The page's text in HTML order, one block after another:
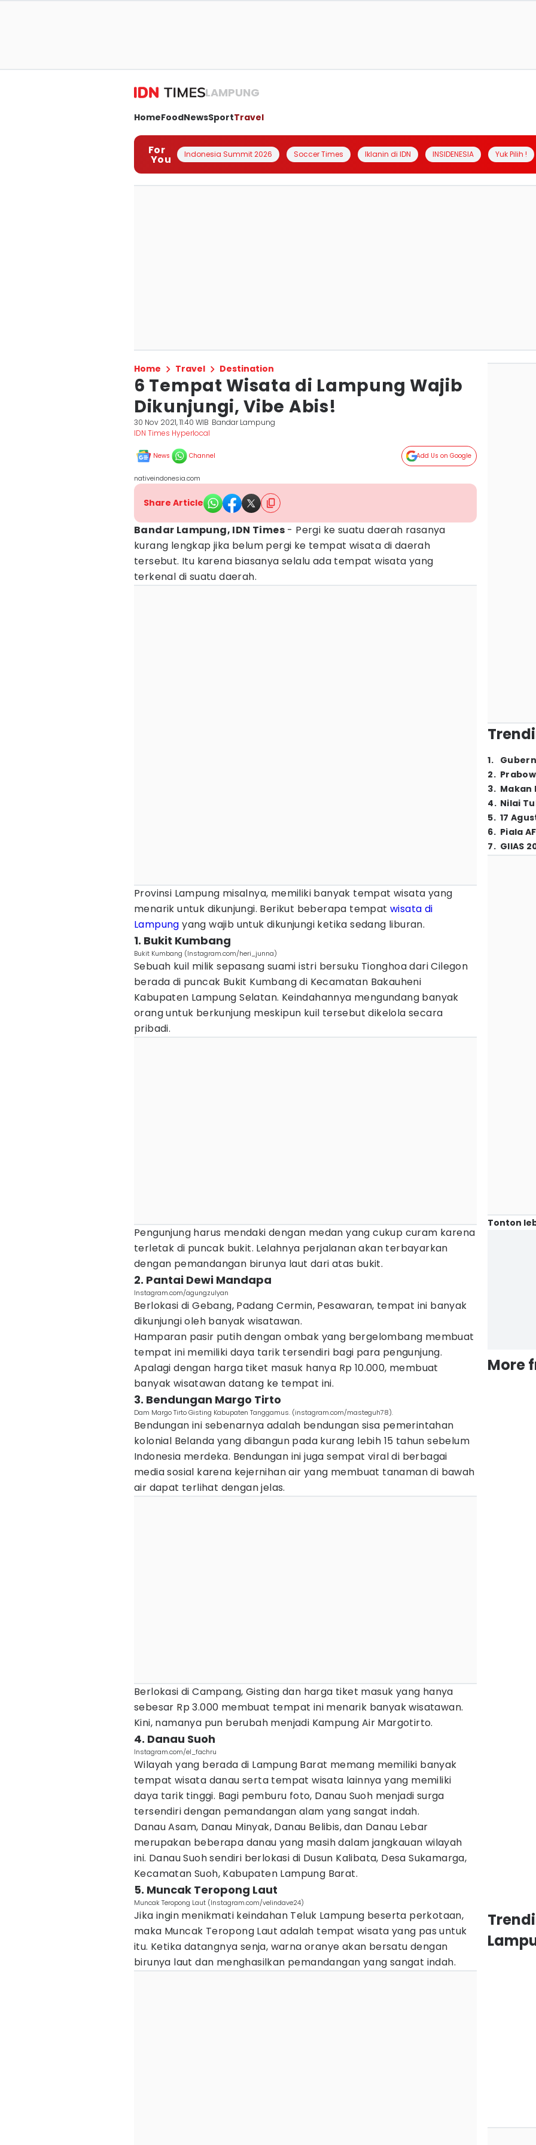
LAMPUNG
HomeFoodNewsSportTravel
For
You Indonesia Summit 2026 Soccer Times Iklanin di IDN INSIDENESIA Yuk Pilih !
Home Travel Destination
6 Tempat Wisata di Lampung Wajib
Dikunjungi, Vibe Abis!
30 Nov 2021, 11:40 WIB Bandar Lampung
IDN Times Hyperlocal
News Channel Add Us on Google
nativeindonesia.com
Share Article
Bandar Lampung, IDN Times - Pergi ke suatu daerah rasanya
kurang lengkap jika belum pergi ke tempat wisata di daerah
tersebut. Itu karena biasanya selalu ada tempat wisata yang
terkenal di suatu daerah.
Provinsi Lampung misalnya, memiliki banyak tempat wisata yang
menarik untuk dikunjungi. Berikut beberapa tempat wisata di
Lampung yang wajib untuk dikunjungi ketika sedang liburan.
1. Bukit Kumbang
Bukit Kumbang (Instagram.com/heri_junna)
Sebuah kuil milik sepasang suami istri bersuku Tionghoa dari Cilegon
berada di puncak Bukit Kumbang di Kecamatan Bakauheni
Kabupaten Lampung Selatan. Keindahannya mengundang banyak
orang untuk berkunjung meskipun kuil tersebut dikelola secara
pribadi.
Pengunjung harus mendaki dengan medan yang cukup curam karena
terletak di puncak bukit. Lelahnya perjalanan akan terbayarkan
dengan pemandangan birunya laut dari atas bukit.
2. Pantai Dewi Mandapa
Instagram.com/agungzulyan
Berlokasi di Gebang, Padang Cermin, Pesawaran, tempat ini banyak
dikunjungi oleh banyak wisatawan.
Hamparan pasir putih dengan ombak yang bergelombang membuat
tempat ini memiliki daya tarik tersendiri bagi para pengunjung.
Apalagi dengan harga tiket masuk hanya Rp 10.000, membuat
banyak wisatawan datang ke tempat ini.
3. Bendungan Margo Tirto
Dam Margo Tirto Gisting Kabupaten Tanggamus. (instagram.com/masteguh78).
Bendungan ini sebenarnya adalah bendungan sisa pemerintahan
kolonial Belanda yang dibangun pada kurang lebih 15 tahun sebelum
Indonesia merdeka. Bendungan ini juga sempat viral di berbagai
media sosial karena kejernihan air yang membuat tanaman di bawah
air dapat terlihat dengan jelas.
Berlokasi di Campang, Gisting dan harga tiket masuk yang hanya
sebesar Rp 3.000 membuat tempat ini menarik banyak wisatawan.
Kini, namanya pun berubah menjadi Kampung Air Margotirto.
4. Danau Suoh
Instagram.com/el_fachru
Wilayah yang berada di Lampung Barat memang memiliki banyak
tempat wisata danau serta tempat wisata lainnya yang memiliki
daya tarik tinggi. Bagi pemburu foto, Danau Suoh menjadi surga
tersendiri dengan pemandangan alam yang sangat indah.
Danau Asam, Danau Minyak, Danau Belibis, dan Danau Lebar
merupakan beberapa danau yang masih dalam jangkauan wilayah
ini. Danau Suoh sendiri berlokasi di Dusun Kalibata, Desa Sukamarga,
Kecamatan Suoh, Kabupaten Lampung Barat.
5. Muncak Teropong Laut
Muncak Teropong Laut (Instagram.com/velindave24)
Jika ingin menikmati keindahan Teluk Lampung beserta perkotaan,
maka Muncak Teropong Laut adalah tempat wisata yang pas untuk
itu. Ketika datangnya senja, warna oranye akan bersatu dengan
birunya laut dan menghasilkan pemandangan yang sangat indah.
1.
2.
3. Makan
4. Nilai
5. 17
6. Piala
7. GIIAS
Tonton
More